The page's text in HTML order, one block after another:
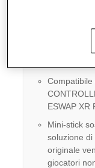
diversi livelli
La
Compatibile
ESWAP XR
Mini-stick
soluzione
originale
giocatori